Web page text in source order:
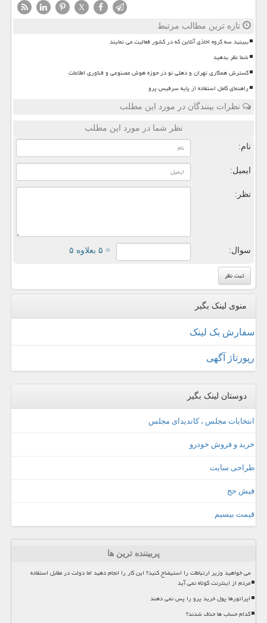
X
تازه ترین مطالب مرتبط
ببینید سه گروه اخاذی آنلاین که در کشور فعالیت می نمایند
شما نظر بدهید
گسترش همکاری تهران و دهلی نو در حوزه هوش مصنوعی و فناوری اطلاعات
راهنمای کامل استفاده از پایه سرفیس پرو
نظرات بینندگان در مورد این مطلب
نظر شما در مورد این مطلب
نام:
ایمیل:
نظر:
سوال: = ۵ بعلاوه ۵
منوی لینک بگیر
سفارش بک لینک
رپورتاژ آگهی
دوستان لینک بگیر
انتخابات مجلس ، کاندیدای مجلس
خرید و فروش خودرو
طراحی سایت
فیش حج
قیمت بیسیم
پربیننده ترین ها
می خواهید وزیر ارتباطات را استیضاح کنید؟ این کار را انجام دهید اما دولت در مقابل استفاده
مردم از اینترنت کوتاه نمی آید
اپراتورها پول خرید پرو را پس نمی دهند
کدام حساب ها حذف شدند؟